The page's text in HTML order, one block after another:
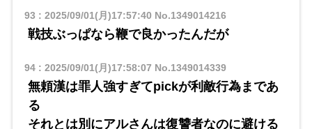
93 : 2025/09/01(月)17:57:40 No.1349014216
戦技ぶっぱなら鞭で良かったんだが
94: 2025/09/01(月)17:58:07 No.1349014339
無頼漢は罪人強すぎてpickが利敵行為まであ
る
それとは別にアルさんは復讐者なのに避ける